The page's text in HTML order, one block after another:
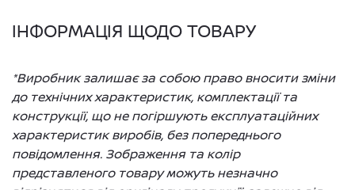
ІНФОРМАЦІЯ ЩОДО ТОВАРУ
*Виробник залишає за собою право вносити зміни
до технічних характеристик, комплектації та
конструкції, що не погіршують експлуатаційних
характеристик виробів, без попереднього
повідомлення. Зображення та колір
представленого товару можуть незначно